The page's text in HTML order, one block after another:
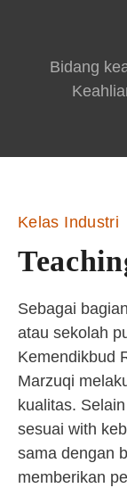
Bidang
Kelas Industri
Sebagai
atau sekolah
Kemendikbud
Marzuqi
kualitas.
sesuai with
sama dengan
memberikan